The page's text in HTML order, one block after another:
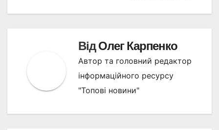
ВідОлег Карпенко
Автор та головний редактор
інформаційного ресурсу
"Топові новини"